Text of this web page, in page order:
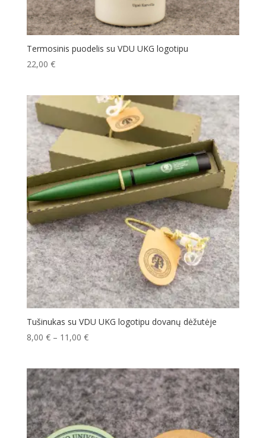
Termosinis puodelis su VDU UKG logotipu
22,00 €
Tušinukas su VDU UKG logotipu dovanų dėžutėje
8,00 €– 11,00 €